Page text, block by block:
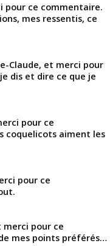
pour ce commentaire.
mes ressentis, ce
Claude, et merci pour
dis et dire ce que je
pour ce
coquelicots aiment les
pour ce
merci pour ce
mes points préférés…